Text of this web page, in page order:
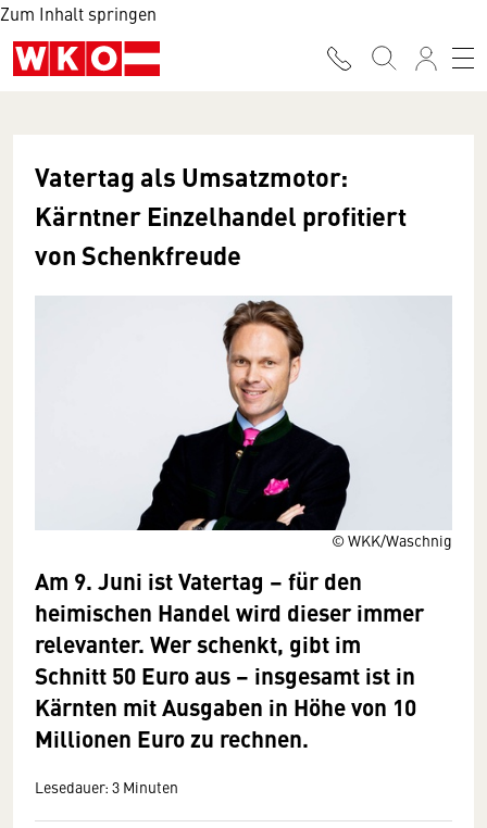
Zum Inhalt springen
© WKK/Waschnig
Vatertag als Umsatzmotor:
Kärntner Einzelhandel profitiert
von Schenkfreude
Am 9. Juni ist Vatertag – für den
heimischen Handel wird dieser immer
relevanter. Wer schenkt, gibt im
Schnitt 50 Euro aus – insgesamt ist in
Kärnten mit Ausgaben in Höhe von 10
Millionen Euro zu rechnen.
Lesedauer: 3 Minuten